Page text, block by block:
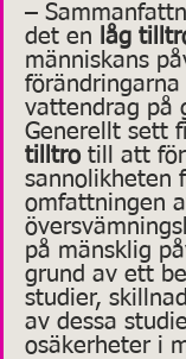
–
det en låg
människans
vattendrag på
Generellt sett
tilltro till att
sannolikheten
omfattningen
på mänsklig
grund av ett
studier,
av dessa
osäkerheter i